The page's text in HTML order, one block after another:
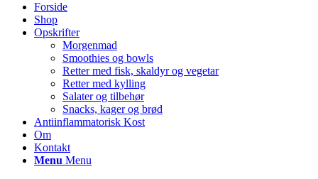
Forside
Shop
Opskrifter
Morgenmad
Smoothies og bowls
Retter med fisk, skaldyr og vegetar
Retter med kylling
Salater og tilbehør
Snacks, kager og brød
Antiinflammatorisk Kost
Om
Kontakt
Menu Menu